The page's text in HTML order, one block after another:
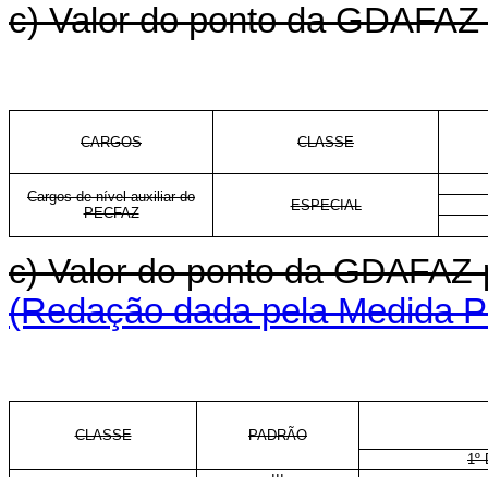
c) Valor do ponto da
CARGOS CLASSE
Cargos de nível auxiliar do
PECFAZ
ESPECIAL
c) Valor do ponto da
(Redação dada pela Medida
CLASSE
PADRÃO
1º